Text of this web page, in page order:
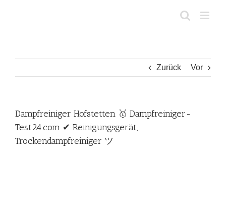
Zurück Vor
Dampfreiniger Hofstetten 🥇 Dampfreiniger-
Test24.com ✔ Reinigungsgerät,
Trockendampfreiniger ツ